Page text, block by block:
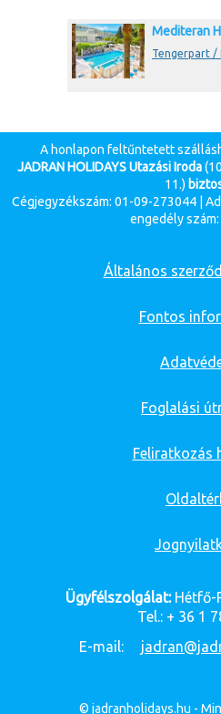
Mediteran
Tengerpart /
A honlapon feltűntetett
JADRAN HOLIDAYS Utazási Iroda
11.)
Cégjegyzékszám: 01-09-273044 |
engedély
Általános
Fontos
Foglalási
Feliratkozás
Ügyfélszolgálat:Hétfő-
Tel.: + 36 1
E-mail:
© jadranholidays.hu -